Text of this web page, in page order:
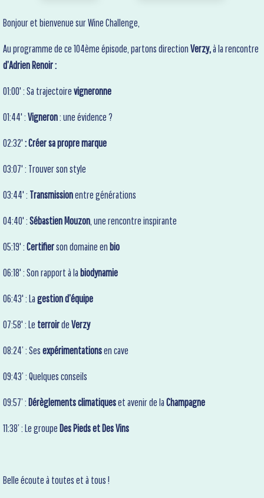
Bonjour et bienvenue sur Wine Challenge,
Au programme de ce 104ème épisode, partons directionVerzy,à la rencontre
d’Adrien Renoir :
01:00' : Sa trajectoirevigneronne
01:44' :Vigneron: une évidence ?
02:32': Créer sa propre marque
03:07' : Trouver son style
03:44' : Transmissionentre générations
04:40' :Sébastien Mouzon, une rencontre inspirante
05:19' :Certifierson domaine en bio
06:18' : Son rapport à la biodynamie
06:43' : Lagestion d’équipe
07:58' : Le terroirdeVerzy
08:24’ : Sesexpérimentationsen cave
09:43’ : Quelques conseils
09:57’ : Dérèglements climatiqueset avenir de laChampagne
11:38’ : Le groupe Des Pieds et Des Vins
Belle écoute à toutes et à tous !